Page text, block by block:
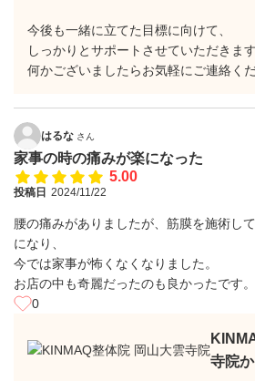
今後も一緒に立てた目標に向けて、
しっかりとサポートさせていただきます
何かございましたらお気軽にご連絡くだ
はるな さん
家事の時の痛みが楽になった
5.00
投稿日 2024/11/22
腰の痛みがありましたが、筋膜を施術し
になり、
今では家事が怖くなくなりました。
お店の中も奇麗だったのも良かったです。
0
寺院